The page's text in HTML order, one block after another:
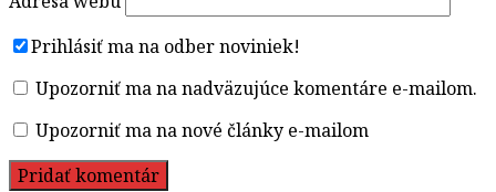
Prihlásiť ma na odber noviniek!
Upozorniť ma na nadväzujúce komentáre e-mailom.
Upozorniť ma na nové články e-mailom